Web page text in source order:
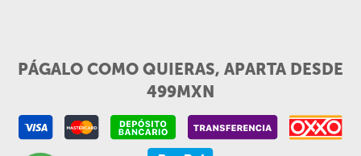
PÁGALO COMO QUIERAS, APARTA DESDE
499MXN